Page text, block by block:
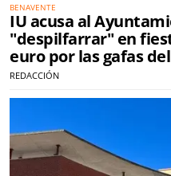
BENAVENTE
IU acusa al
"despilfarrar" en
euro por las gafas
REDACCIÓN